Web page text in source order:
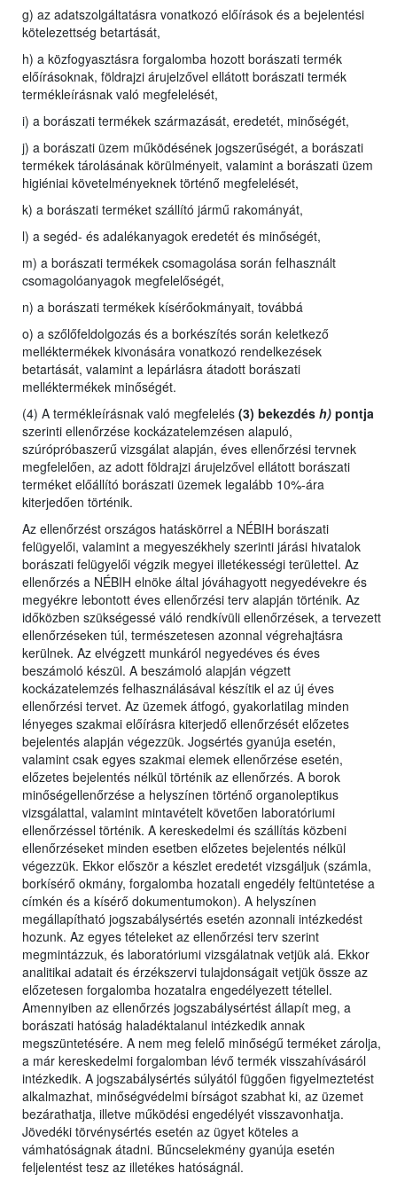
g) az adatszolgáltatásra vonatkozó előírások és a bejelentési
kötelezettség betartását,
h) a közfogyasztásra forgalomba hozott borászati termék
előírásoknak, földrajzi árujelzővel ellátott borászati termék
termékleírásnak való megfelelését,
i) a borászati termékek származását, eredetét, minőségét,
j) a borászati üzem működésének jogszerűségét, a borászati
termékek tárolásának körülményeit, valamint a borászati üzem
higiéniai követelményeknek történő megfelelését,
k) a borászati terméket szállító jármű rakományát,
l) a segéd- és adalékanyagok eredetét és minőségét,
m) a borászati termékek csomagolása során felhasznált
csomagolóanyagok megfelelőségét,
n) a borászati termékek kísérőokmányait, továbbá
o) a szőlőfeldolgozás és a borkészítés során keletkező
melléktermékek kivonására vonatkozó rendelkezések
betartását, valamint a lepárlásra átadott borászati
melléktermékek minőségét.
(4) A termékleírásnak való megfelelés (3) bekezdés h) pontja
szerinti ellenőrzése kockázatelemzésen alapuló,
szúrópróbaszerű vizsgálat alapján, éves ellenőrzési tervnek
megfelelően, az adott földrajzi árujelzővel ellátott borászati
terméket előállító borászati üzemek legalább 10%-ára
kiterjedően történik.
Az ellenőrzést országos hatáskörrel a NÉBIH borászati
felügyelői, valamint a megyeszékhely szerinti járási hivatalok
borászati felügyelői végzik megyei illetékességi területtel. Az
ellenőrzés a NÉBIH elnöke által jóváhagyott negyedévekre és
megyékre lebontott éves ellenőrzési terv alapján történik. Az
időközben szükségessé váló rendkívüli ellenőrzések, a tervezett
ellenőrzéseken túl, természetesen azonnal végrehajtásra
kerülnek. Az elvégzett munkáról negyedéves és éves
beszámoló készül. A beszámoló alapján végzett
kockázatelemzés felhasználásával készítik el az új éves
ellenőrzési tervet. Az üzemek átfogó, gyakorlatilag minden
lényeges szakmai előírásra kiterjedő ellenőrzését előzetes
bejelentés alapján végezzük. Jogsértés gyanúja esetén,
valamint csak egyes szakmai elemek ellenőrzése esetén,
előzetes bejelentés nélkül történik az ellenőrzés. A borok
minőségellenőrzése a helyszínen történő organoleptikus
vizsgálattal, valamint mintavételt követően laboratóriumi
ellenőrzéssel történik. A kereskedelmi és szállítás közbeni
ellenőrzéseket minden esetben előzetes bejelentés nélkül
végezzük. Ekkor először a készlet eredetét vizsgáljuk (számla,
borkísérő okmány, forgalomba hozatali engedély feltüntetése a
címkén és a kísérő dokumentumokon). A helyszínen
megállapítható jogszabálysértés esetén azonnali intézkedést
hozunk. Az egyes tételeket az ellenőrzési terv szerint
megmintázzuk, és laboratóriumi vizsgálatnak vetjük alá. Ekkor
analitikai adatait és érzékszervi tulajdonságait vetjük össze az
előzetesen forgalomba hozatalra engedélyezett tétellel.
Amennyiben az ellenőrzés jogszabálysértést állapít meg, a
borászati hatóság haladéktalanul intézkedik annak
megszüntetésére. A nem meg felelő minőségű terméket zárolja,
a már kereskedelmi forgalomban lévő termék visszahívásáról
intézkedik. A jogszabálysértés súlyától függően figyelmeztetést
alkalmazhat, minőségvédelmi bírságot szabhat ki, az üzemet
bezárathatja, illetve működési engedélyét visszavonhatja.
Jövedéki törvénysértés esetén az ügyet köteles a
vámhatóságnak átadni. Bűncselekmény gyanúja esetén
feljelentést tesz az illetékes hatóságnál.